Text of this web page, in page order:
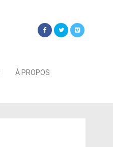
À PROPOS